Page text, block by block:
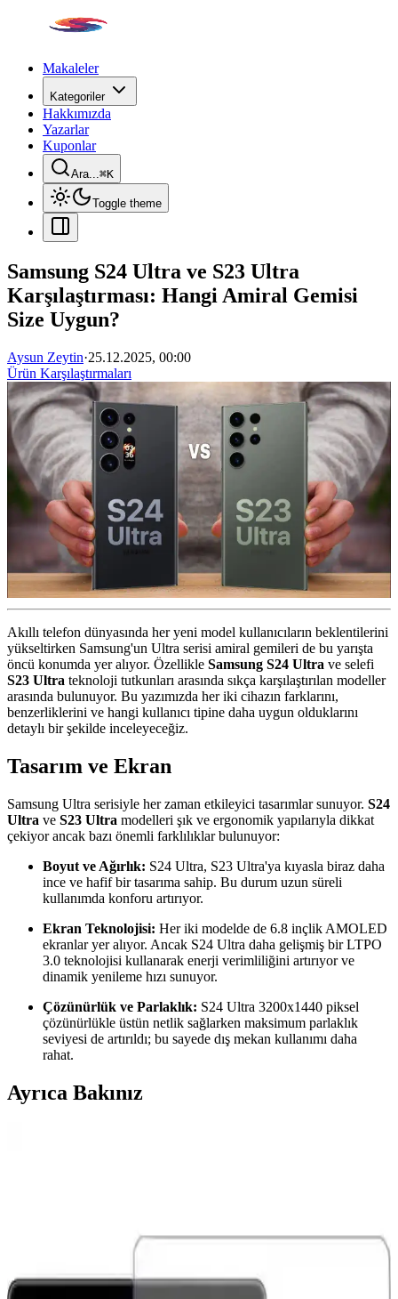
Makaleler
Kategoriler
Hakkımızda
Yazarlar
Kuponlar
Ara...⌘K
Toggle theme
Samsung S24 Ultra ve S23 Ultra
Karşılaştırması: Hangi Amiral Gemisi
Size Uygun?
Aysun Zeytin·25.12.2025, 00:00
Ürün Karşılaştırmaları
Akıllı telefon dünyasında her yeni model kullanıcıların beklentilerini
yükseltirken Samsung'un Ultra serisi amiral gemileri de bu yarışta
öncü konumda yer alıyor. Özellikle Samsung S24 Ultra ve selefi
S23 Ultra teknoloji tutkunları arasında sıkça karşılaştırılan modeller
arasında bulunuyor. Bu yazımızda her iki cihazın farklarını,
benzerliklerini ve hangi kullanıcı tipine daha uygun olduklarını
detaylı bir şekilde inceleyeceğiz.
Tasarım ve Ekran
Samsung Ultra serisiyle her zaman etkileyici tasarımlar sunuyor. S24
Ultra ve S23 Ultra modelleri şık ve ergonomik yapılarıyla dikkat
çekiyor ancak bazı önemli farklılıklar bulunuyor:
Boyut ve Ağırlık: S24 Ultra, S23 Ultra'ya kıyasla biraz daha
ince ve hafif bir tasarıma sahip. Bu durum uzun süreli
kullanımda konforu artırıyor.
Ekran Teknolojisi: Her iki modelde de 6.8 inçlik AMOLED
ekranlar yer alıyor. Ancak S24 Ultra daha gelişmiş bir LTPO
3.0 teknolojisi kullanarak enerji verimliliğini artırıyor ve
dinamik yenileme hızı sunuyor.
Çözünürlük ve Parlaklık: S24 Ultra 3200x1440 piksel
çözünürlükle üstün netlik sağlarken maksimum parlaklık
seviyesi de artırıldı; bu sayede dış mekan kullanımı daha
rahat.
Ayrıca Bakınız
ve eğlence amaçlı ideal bir tablet deneyimi sağlar.
Kurtarma Araçlarının Kısıtlanmasının Etkileri